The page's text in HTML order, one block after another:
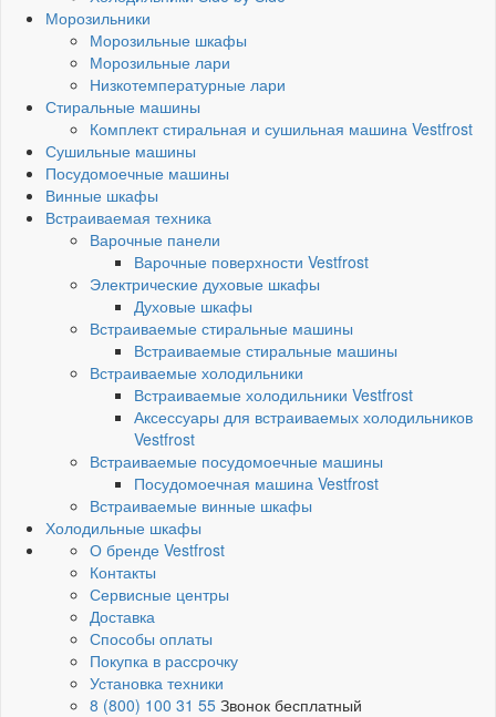
Морозильники
Морозильные шкафы
Морозильные лари
Низкотемпературные лари
Стиральные машины
Комплект стиральная и сушильная машина Vestfrost
Сушильные машины
Посудомоечные машины
Винные шкафы
Встраиваемая техника
Варочные панели
Варочные поверхности Vestfrost
Электрические духовые шкафы
Духовые шкафы
Встраиваемые стиральные машины
Встраиваемые стиральные машины
Встраиваемые холодильники
Встраиваемые холодильники Vestfrost
Аксессуары для встраиваемых холодильников
Vestfrost
Встраиваемые посудомоечные машины
Посудомоечная машина Vestfrost
Встраиваемые винные шкафы
Холодильные шкафы
О бренде Vestfrost
Контакты
Сервисные центры
Доставка
Способы оплаты
Покупка в рассрочку
Установка техники
8 (800) 100 31 55 Звонок бесплатный